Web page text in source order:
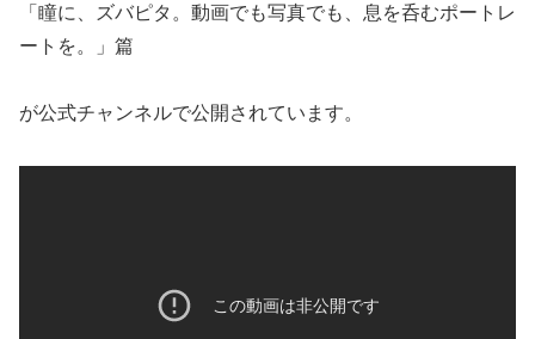
「瞳に、ズバピタ。動画でも写真でも、息を呑むポートレ
ートを。」篇
が公式チャンネルで公開されています。